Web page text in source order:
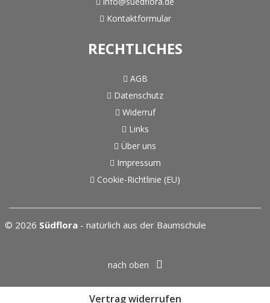
Kontaktformular
RECHTLICHES
AGB
Datenschutz
Widerruf
Links
Über uns
Impressum
Cookie-Richtlinie (EU)
© 2026 Südflora- natürlich aus der Baumschule
nach oben
Vertrag widerrufen